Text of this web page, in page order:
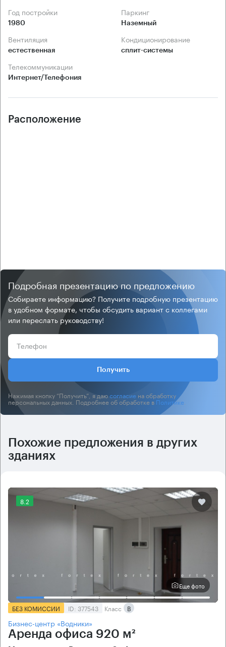
Год постройки
1980
Паркинг
Наземный
Вентиляция
естественная
Кондиционирование
сплит-системы
Телекоммуникации
Интернет/Телефония
Расположение
Подробная презентацию по предложению
Собираете информацию? Получите подробную презентацию
в удобном формате, чтобы обсудить вариант с коллегами
или переслать руководству!
Получить
Нажимая кнопку “Получить”, я даюсогласие на обработку
персональных данных. Подробнее об обработке вПолитике
Похожие предложения в других
зданиях
8.2
Еще фото
БЕЗ КОМИССИИ ID: 377543 Класс B
Бизнес-центр «Водники»
Аренда офиса 920 м²